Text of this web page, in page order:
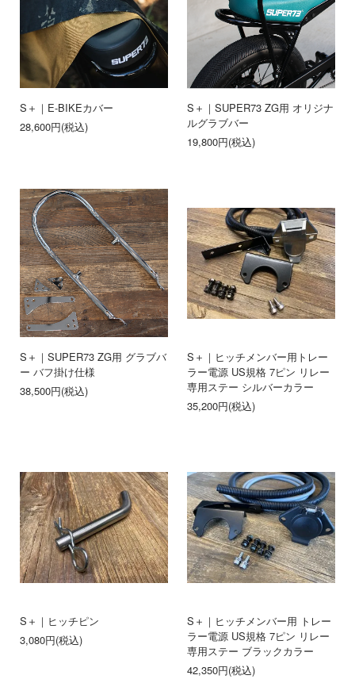
S＋｜E-BIKEカバー
28,600円(税込)
S＋｜SUPER73 ZG用 オリジナ
ルグラブバー
19,800円(税込)
S＋｜SUPER73 ZG用 グラブバ
ー バフ掛け仕様
38,500円(税込)
S＋｜ヒッチメンバー用トレー
ラー電源 US規格 7ピン リレー
専用ステー シルバーカラー
35,200円(税込)
S＋｜ヒッチピン
3,080円(税込)
S＋｜ヒッチメンバー用 トレー
ラー電源 US規格 7ピン リレー
専用ステー ブラックカラー
42,350円(税込)